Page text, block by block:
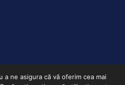
a ne asigura că vă oferim cea mai